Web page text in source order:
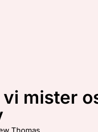
vi mister
Thomas